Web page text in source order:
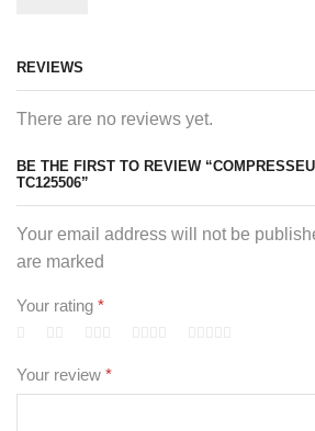
REVIEWS
There are no reviews yet.
BE THE FIRST TO REVIEW
TC125506”
Your email address will not be
are marked
Your rating *
Your review *